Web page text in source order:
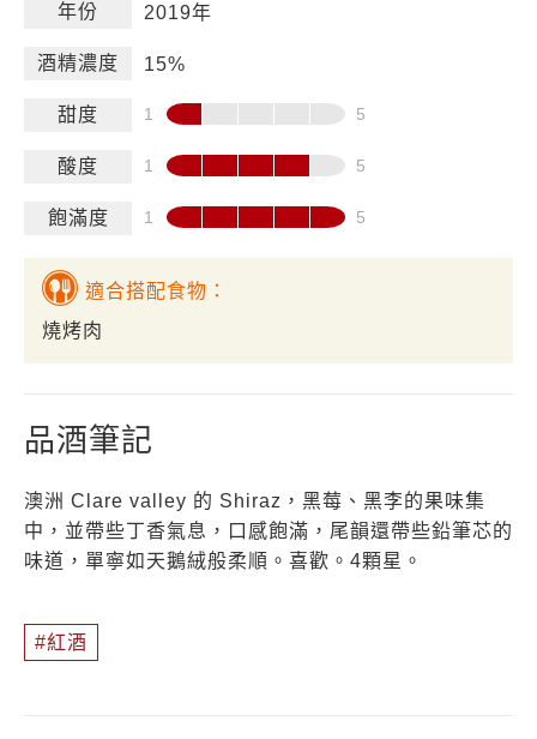
年份 2019年
酒精濃度 15%
甜度
酸度
飽滿度
適合搭配食物：
燒烤肉
品酒筆記
澳洲 Clare valley 的 Shiraz，黑莓、黑李的果味集
中，並帶些丁香氣息，口感飽滿，尾韻還帶些鉛筆芯的
味道，單寧如天鵝絨般柔順。喜歡。4顆星。
紅酒